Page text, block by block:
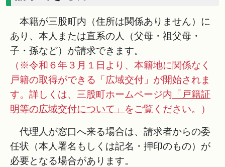
本籍が三股町内（住所は関係ありません）に
あり、本人または直系の人（父母・祖父母・
子・孫など）が請求できます。
（※令和６年３月１日より、本籍地に関係なく
戸籍の取得ができる「広域交付」が開始されま
す。詳しくは、三股町ホームページ内 「戸籍証
明等の広域交付について」 をご覧ください。）
代理人が窓口へ来る場合は、請求者からの委
任状（本人署名もしくは記名・押印のもの）が
必要となる場合があります。